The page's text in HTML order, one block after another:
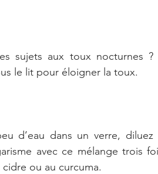
sujets aux toux nocturnes ?
le lit pour éloigner la toux.
d’eau dans un verre,
avec ce mélange trois
ou au curcuma.